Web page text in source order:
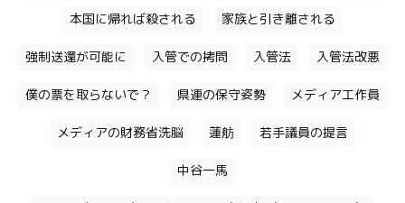
本国に帰れば殺される 家族と引き離される
強制送還が可能に 入管での拷問 入管法 入管法改悪
僕の票を取らないで？ 県連の保守姿勢 メディア工作員
メディアの財務省洗脳 蓮舫 若手議員の提言
中谷一馬